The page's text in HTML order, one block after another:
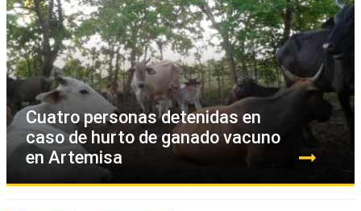
Cuatro personas detenidas en
caso de hurto de ganado vacuno
en Artemisa